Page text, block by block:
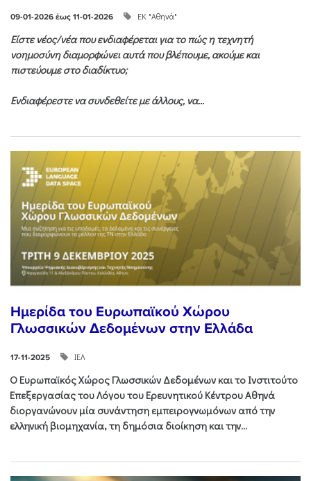
09-01-2026 έως 11-01-2026 ΕΚ "Αθηνά"
Είστε νέος/νέα που ενδιαφέρεται για το πώς η τεχνητή
νοημοσύνη διαμορφώνει αυτά που βλέπουμε, ακούμε και
πιστεύουμε στο διαδίκτυο;
Ενδιαφέρεστε να συνδεθείτε με άλλους, να...
Ημερίδα του Ευρωπαϊκού Χώρου
Γλωσσικών Δεδομένων στην Ελλάδα
17-11-2025 ΙΕΛ
Ο Ευρωπαϊκός Χώρος Γλωσσικών Δεδομένων και το Ινστιτούτο
Επεξεργασίας του Λόγου του Ερευνητικού Κέντρου Αθηνά
διοργανώνουν μία συνάντηση εμπειρογνωμόνων από την
ελληνική βιομηχανία, τη δημόσια διοίκηση και την...